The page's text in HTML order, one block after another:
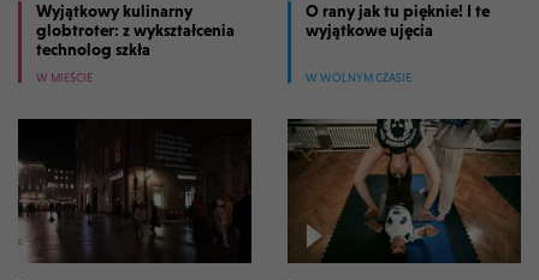
Wyjątkowy kulinarny
globtroter: z wykształcenia
technolog szkła
W MIEŚCIE
O rany jak tu pięknie! I te
wyjątkowe ujęcia
W WOLNYM CZASIE